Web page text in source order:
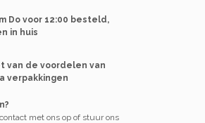
Do voor 12:00 besteld,
in huis
van de voordelen van
verpakkingen
met ons op of stuur ons